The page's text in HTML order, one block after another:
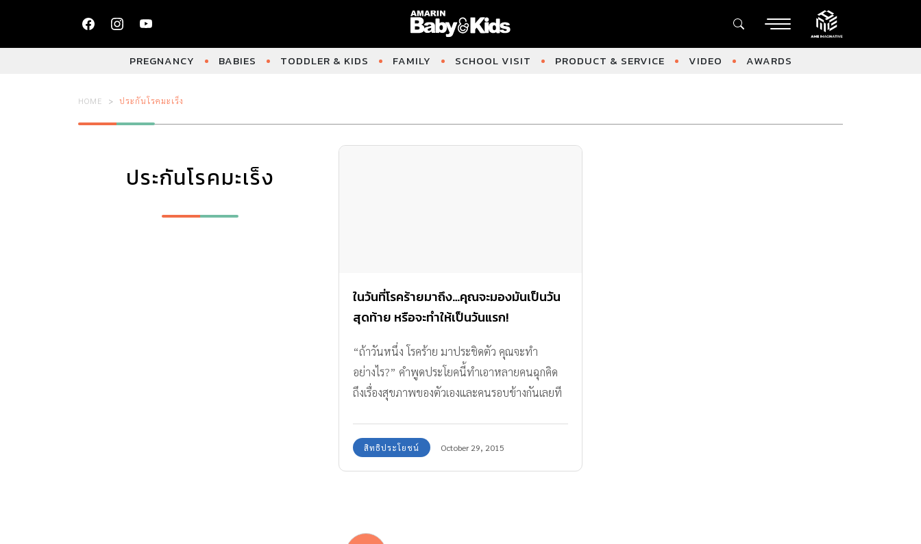
PREGNANCY BABIES TODDLER & KIDS FAMILY SCHOOL VISIT PRODUCT & SERVICE VIDEO AWARDS
HOME ประกันโรคมะเร็ง
ประกันโรคมะเร็ง
ในวันที่โรคร้ายมาถึง…คุณจะมองมันเป็นวัน
สุดท้าย หรือจะทำให้เป็นวันแรก!
“ถ้าวันหนึ่ง โรคร้าย มาประชิดตัว คุณจะทำ
อย่างไร?” คำพูดประโยคนี้ทำเอาหลายคนฉุกคิด
ถึงเรื่องสุขภาพของตัวเองและคนรอบข้างกันเลยที
สิทธิประโยชน์ October 29, 2015